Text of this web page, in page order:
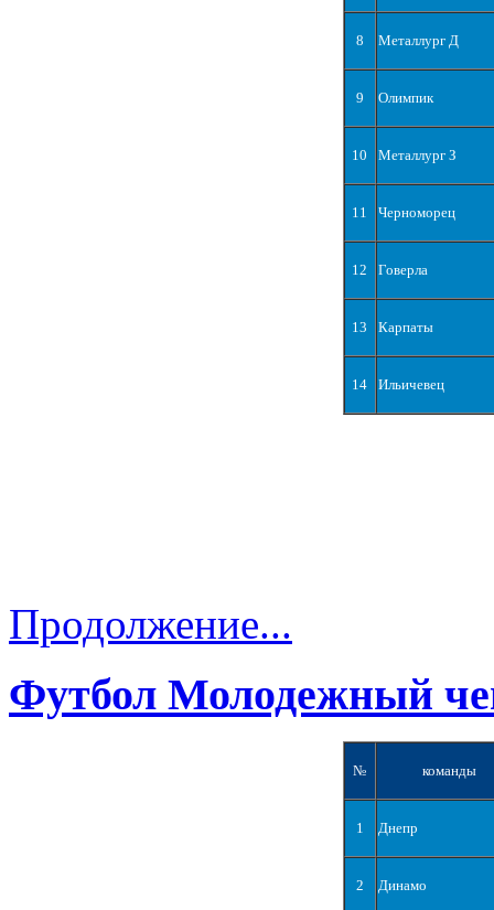
8 Металлург Д
9 Олимпик
10 Металлург З
11 Черноморец
12 Говерла
13 Карпаты
14 Ильичевец
Продолжение...
Футбол Молодежный
№ команды
1 Днепр
2 Динамо